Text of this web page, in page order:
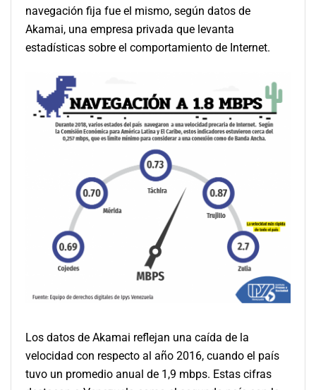
navegación fija fue el mismo, según datos de
Akamai, una empresa privada que levanta
estadísticas sobre el comportamiento de Internet.
Los datos de Akamai reflejan una caída de la
velocidad con respecto al año 2016, cuando el país
tuvo un promedio anual de 1,9 mbps. Estas cifras